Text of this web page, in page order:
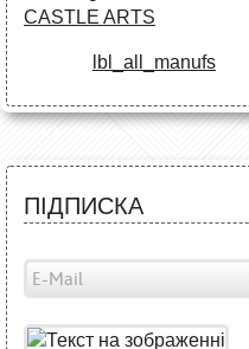
CASTLE ARTS
lbl_all_manufs
ПІДПИСКА